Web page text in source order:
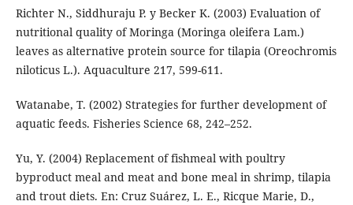
Richter N., Siddhuraju P. y Becker K. (2003) Evaluation of
nutritional quality of Moringa (Moringa oleifera Lam.)
leaves as alternative protein source for tilapia (Oreochromis
niloticus L.). Aquaculture 217, 599-611.
Watanabe, T. (2002) Strategies for further development of
aquatic feeds. Fisheries Science 68, 242–252.
Yu, Y. (2004) Replacement of fishmeal with poultry
byproduct meal and meat and bone meal in shrimp, tilapia
and trout diets. En: Cruz Suárez, L. E., Ricque Marie, D.,